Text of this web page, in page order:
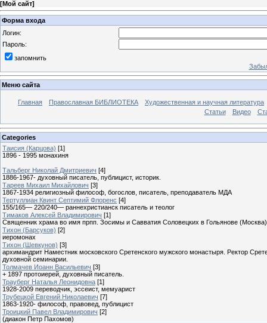
[Мой сайт]
Форма входа
Логин:
Пароль:
запомнить
Меню сайта
Главная Православная БИБЛИОТЕКА
Художественная и научная литература
Статьи
Видео
Categories
Таисия (Карцова) [1]
1896 - 1995 монахиня
Тальберг Николай Дмитриевич [4]
1886-1967- духовный писатель, публицист, историк.
Тареев Михаил Михайлович [3]
1867-1934 религиозный философ, богослов, писатель, преподаватель МДА
Тертуллиан Квинт Септимий Флоренс [4]
155/165— 220/240— раннехристианск писатель и теолог
Тимаков Алексей Владимирович [1]
Священник храма во имя прпп. Зосимы и Савватия Соловецких в Гольянове (Москва)
Тихон (Барсуков) [2]
иеромонах
Тихон (Шевкунов) [3]
архимандрит Наместник московского Сретенского мужского монастыря. Ректор
духовной семинарии.
Толмачев Иоанн Васильевич [3]
+ 1897 протоиерей, духовный писатель.
Трауберг Наталья Леонидовна [1]
1928-2009 переводчик, эссеист, мемуарист
Трубецкой Евгений Николаевич [7]
1863-1920- философ, правовед, публицист
Троицкий Павел Владимирович [2]
(диакон Петр Пахомов)